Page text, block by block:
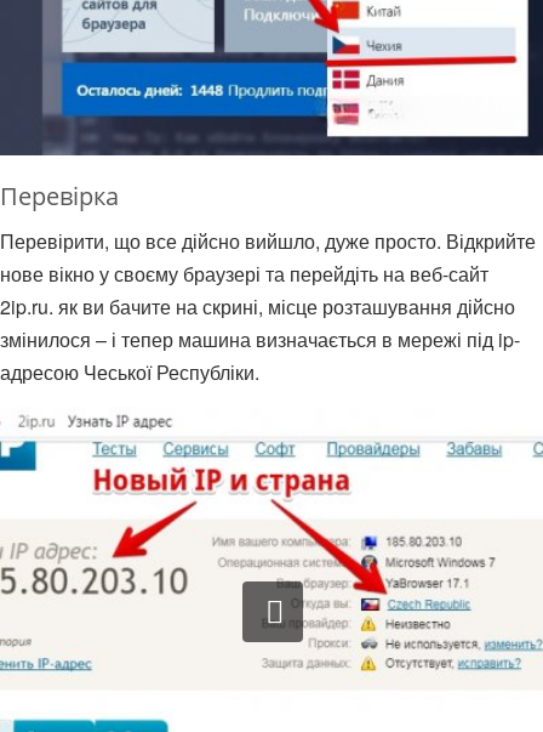
Перевірка
Перевірити, що все дійсно вийшло, дуже просто. Відкрийте
нове вікно у своєму браузері та перейдіть на веб-сайт
2ip.ru. як ви бачите на скрині, місце розташування дійсно
змінилося – і тепер машина визначається в мережі під ip-
адресою Чеської Республіки.